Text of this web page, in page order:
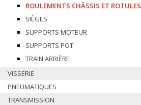
ROULEMENTS CHÂSSIS ET ROTULES
SIÈGES
SUPPORTS MOTEUR
SUPPORTS POT
TRAIN ARRIÈRE
VISSERIE
PNEUMATIQUES
TRANSMISSION